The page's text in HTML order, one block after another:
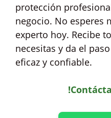
protección
negocio. No esperes
experto hoy. Recibe
necesitas y da el
eficaz y confiable.